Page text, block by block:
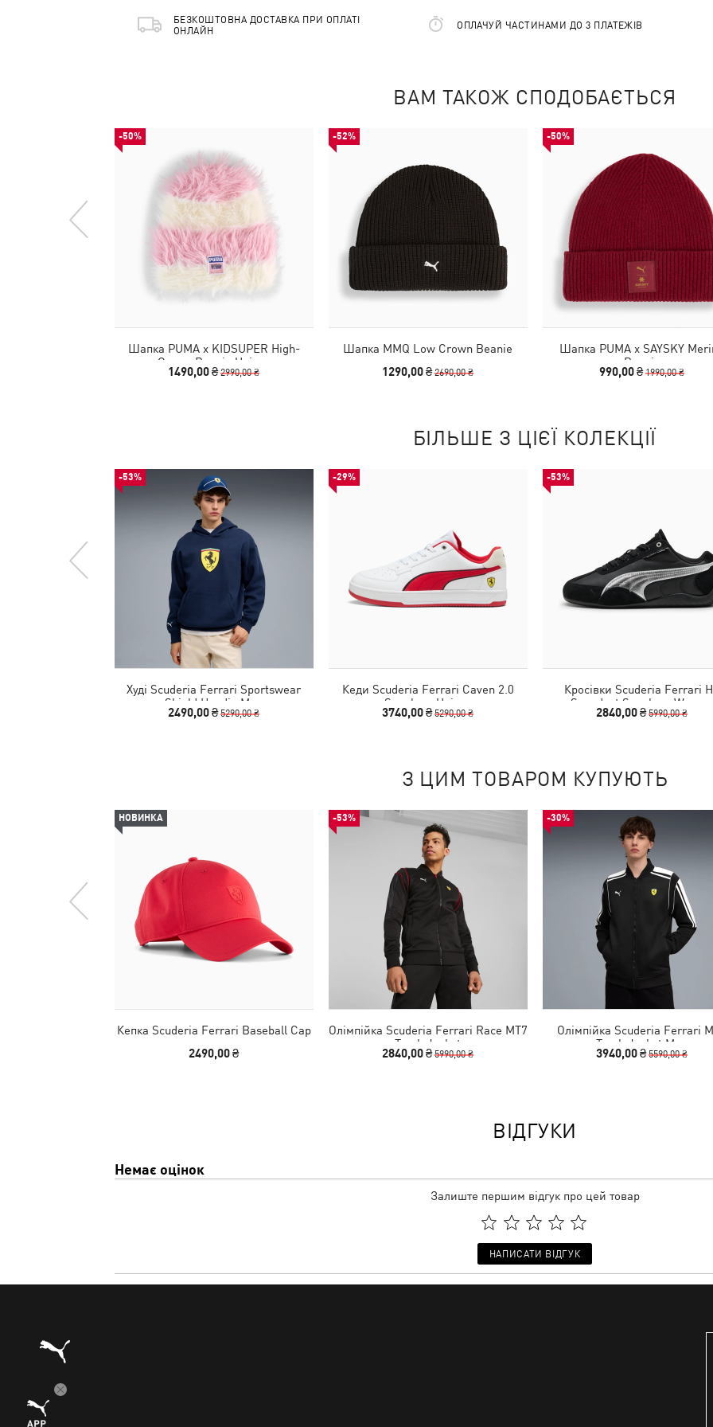
БЕЗКОШТОВНА ДОСТАВКА ПРИ ОПЛАТІ
ОНЛАЙН
ОПЛАЧУЙ ЧАСТИНАМИ ДО 3 ПЛАТЕЖІВ
ВАМ ТАКОЖ СПОДОБАЄТЬСЯ
-50%
Шапка PUMA x KIDSUPER High-
Crown Beanie Unisex
1490,00 ₴2990,00 ₴
-52%
Шапка MMQ Low Crown Beanie
1290,00 ₴2690,00 ₴
-50%
Шапка PUMA x SAYSKY
Beanie
990,00 ₴1990,00 ₴
БІЛЬШЕ З ЦІЄЇ КОЛЕКЦІЇ
-53%
Худі Scuderia Ferrari Sportswear
Shield Hoodie Men
2490,00 ₴5290,00 ₴
-29%
Кеди Scuderia Ferrari Caven 2.0
Sneakers Unisex
3740,00 ₴5290,00 ₴
-53%
Кросівки Scuderia Ferrari
Speedcat Sneakers Women
2840,00 ₴5990,00 ₴
З ЦИМ ТОВАРОМ КУПУЮТЬ
НОВИНКА
Кепка Scuderia Ferrari Baseball Cap
2490,00 ₴
-53%
Олімпійка Scuderia Ferrari Race MT7
Track Jacket
2840,00 ₴5990,00 ₴
-30%
Олімпійка Scuderia Ferrari
Track Jacket Men
3940,00 ₴5590,00 ₴
ВІДГУКИ
Немає оцінок
Залиште першим відгук про цей товар
НАПИСАТИ ВІДГУК